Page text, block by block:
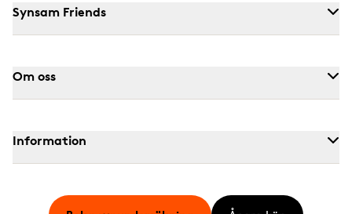
Synsam Friends
Om oss
Information